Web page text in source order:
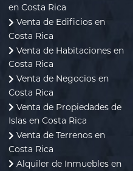
en Costa Rica
Venta de Edificios en
Costa Rica
Venta de Habitaciones en
Costa Rica
Venta de Negocios en
Costa Rica
Venta de Propiedades de
Islas en Costa Rica
Venta de Terrenos en
Costa Rica
Alquiler de Inmuebles en